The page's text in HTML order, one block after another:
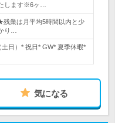
します※6ヶ…
業は月平均5時間以内と少
り…
日）* 祝日* GW* 夏季休暇*
気になる